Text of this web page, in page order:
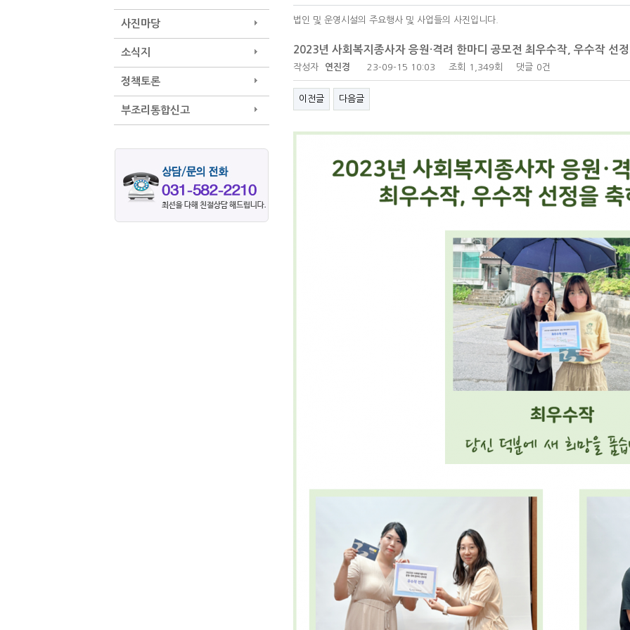
사진마당
소식지
정책토론
부조리통합신고
법인 및 운영시설의 주요행사 및 사업들의 사진입니다.
2023년 사회복지종사자 응원·격려 한마디 공모전 최우수작, 우수작 선정
작성자 연진경 23-09-15 10:03 조회 1,349회 댓글 0건
이전글 다음글